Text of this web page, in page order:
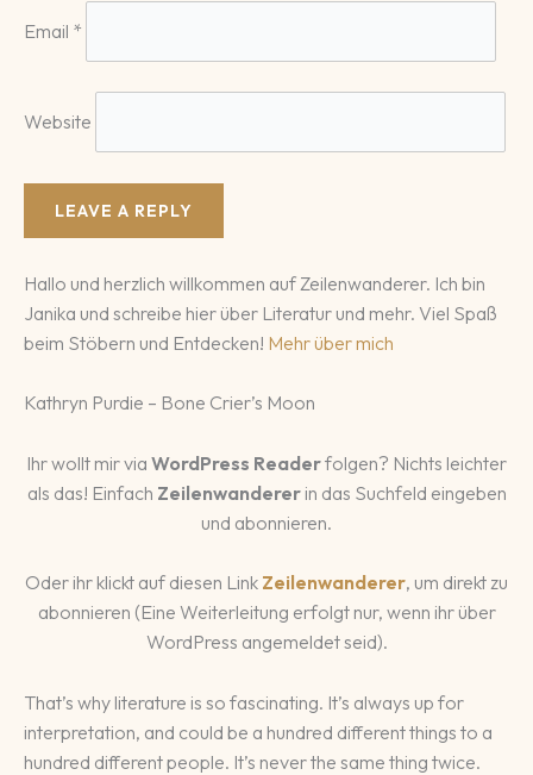
Email *
Website
Hallo und herzlich willkommen auf Zeilenwanderer. Ich bin
Janika und schreibe hier über Literatur und mehr. Viel Spaß
beim Stöbern und Entdecken! Mehr über mich
Kathryn Purdie – Bone Crier’s Moon
Ihr wollt mir via WordPress Readerfolgen? Nichts leichter
als das! Einfach Zeilenwandererin das Suchfeld eingeben
und abonnieren.
Oder ihr klickt auf diesen Link Zeilenwanderer, um direkt zu
abonnieren (Eine Weiterleitung erfolgt nur, wenn ihr über
WordPress angemeldet seid).
That’s why literature is so fascinating. It’s always up for
interpretation, and could be a hundred different things to a
hundred different people. It’s never the same thing twice.